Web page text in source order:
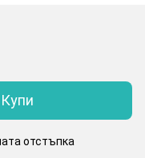
Купи
отстъпка